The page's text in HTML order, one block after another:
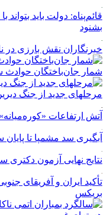
قائم‌پناه: دولت باید
بشنود
خبرنگاران نقش بارزی در
شمار جان‌باختگان حوادث سئوتا به
مرحله‎ای جدید از جنگ دیرین آمریکا علیه دیوان بین‌المللی کیفری
آتش ارتفاعات «کوره‌میانه» سروآباد
آبگیری سد مشمپا تا
نتایج نهایی آزمون دکتری سال ۱۴۰۵ اواخر مرداد اعلام
تأکید ایران و آفریقای
بریکس